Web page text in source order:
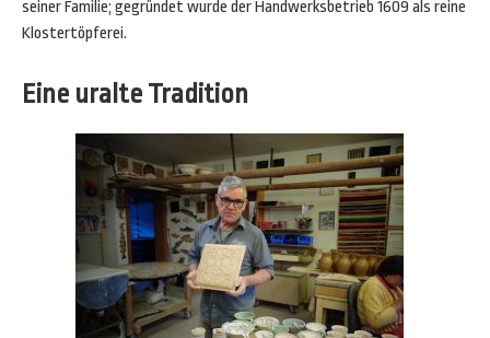
seiner Familie; gegründet wurde der Handwerksbetrieb 1609 als reine
Klostertöpferei.
Eine uralte Tradition